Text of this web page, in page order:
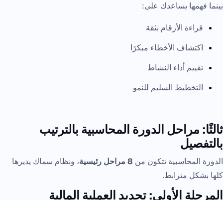
بينما فهمها يساعدك على:
قراءة الأرقام بثقة
اكتشاف الأخطاء مبكرًا
تقييم أداء النشاط
التخطيط السليم للنمو
ثالثًا: مراحل الدورة المحاسبية بالترتيب
بالتفصيل
الدورة المحاسبية تتكون من 8 مراحل رئيسية
، ونظام سماك يديرها
كلها بشكل مترابط.
المرحلة الأولى: تحديد العملية المالية